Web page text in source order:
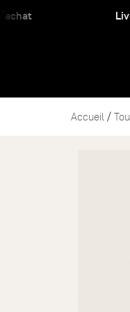
Accueil /